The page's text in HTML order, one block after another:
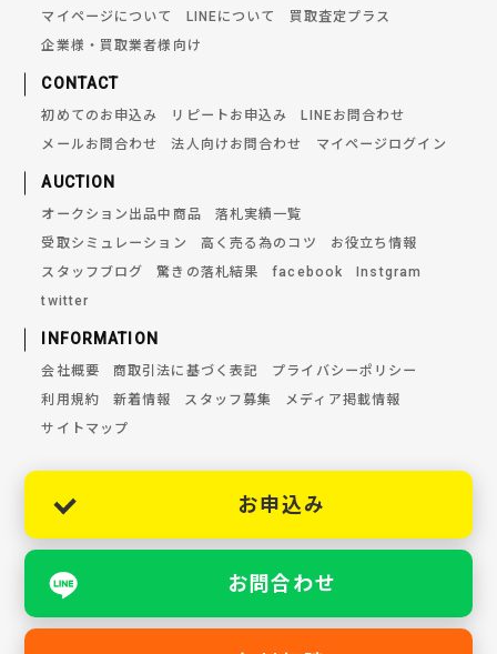
マイページについて
LINEについて
買取査定プラス
企業様・買取業者様向け
CONTACT
初めてのお申込み リピートお申込み
LINEお問合わせ
メールお問合わせ
法人向けお問合わせ マイページログイン
AUCTION
オークション出品中商品
落札実績一覧
受取シミュレーション
高く売る為のコツ
お役立ち情報
スタッフブログ
驚きの落札結果 facebook
Instgram
twitter
INFORMATION
会社概要 商取引法に基づく表記
プライバシーポリシー
利用規約
新着情報 スタッフ募集
メディア掲載情報
サイトマップ
お申込み
お問合わせ